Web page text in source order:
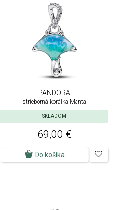
PANDORA
strieborná korálka Manta
SKLADOM
69,00 €
Do košíka